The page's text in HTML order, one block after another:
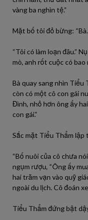
vàng ba nghìn tệ.”
Mặt bố tôi đỏ bừng:
“Tôi có làm loạn đâu.”
mò, anh rốt cuộc có bao
Bà quay sang nhìn Tiểu
còn có một cô con gái
Đình, nhỏ hơn ông ấy
con gái.”
Sắc mặt Tiểu Thẩm lập
“Bố nuôi của cô chưa
ngụm rượu, “Ông ấy
hai trăm vạn vào quỹ
ngoài du lịch. Cô đoán
Tiểu Thẩm đứng bật